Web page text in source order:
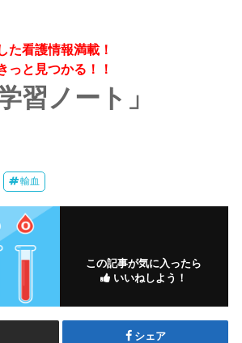
た看護情報満載！
っと見つかる！！
習ノート」
輸血
この記事が気に入ったら
いいねしよう！
シェア